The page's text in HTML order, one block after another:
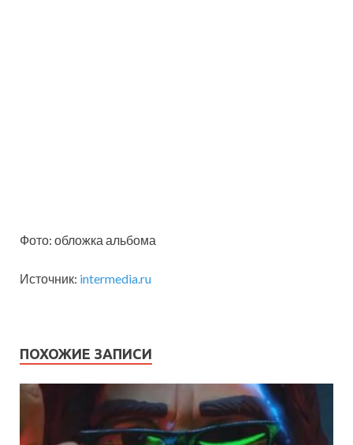
Фото: обложка альбома
Источник: intermedia.ru
ПОХОЖИЕ ЗАПИСИ